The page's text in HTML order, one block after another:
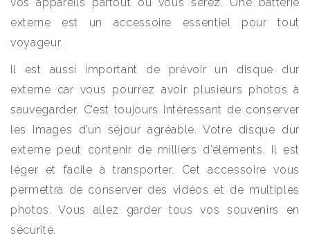
externe est un accessoire essentiel pour tout
voyageur.
Il est aussi important de prévoir un disque dur
externe car vous pourrez avoir plusieurs photos à
sauvegarder. C’est toujours intéressant de conserver
les images d’un séjour agréable. Votre disque dur
externe peut contenir de milliers d’éléments. Il est
léger et facile à transporter. Cet accessoire vous
permettra de conserver des vidéos et de multiples
photos. Vous allez garder tous vos souvenirs en
sécurité.